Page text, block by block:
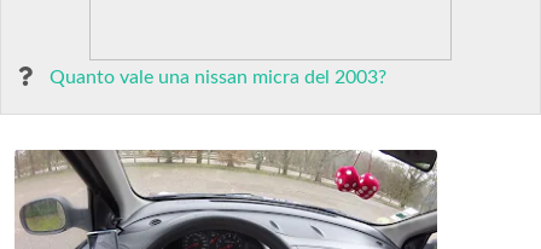
Quanto vale una nissan micra del 2003?